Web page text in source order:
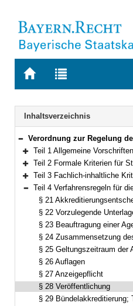
Zur
BAYERN.RECHT
Zur
letzten
Suche
Navigation
Inhaltsverzeichnis
Bereich reduzieren
Verordnung zur Regelung der Studienakkreditierung nach dem Studienakkreditierungsstaatsvertrag (Bayerische
Bereich erweitern
Teil 1 Allgemeine
Bereich erweitern
Teil 2 Formale Kriterien für
Bereich erweitern
Teil 3 Fachlich-inhaltliche Kriterien für
Bereich reduzieren
Teil 4 Verfahrensregeln für die
§ 21
§ 22 Vorzulegende
§ 23 Beauftragung einer
§ 24 Zusammensetzung des
§ 25 Geltungszeitraum der
§ 26 Auflagen
§ 27 Anzeigepflicht
§ 28 Veröffentlichung
§ 29 Bündelakkreditierung;